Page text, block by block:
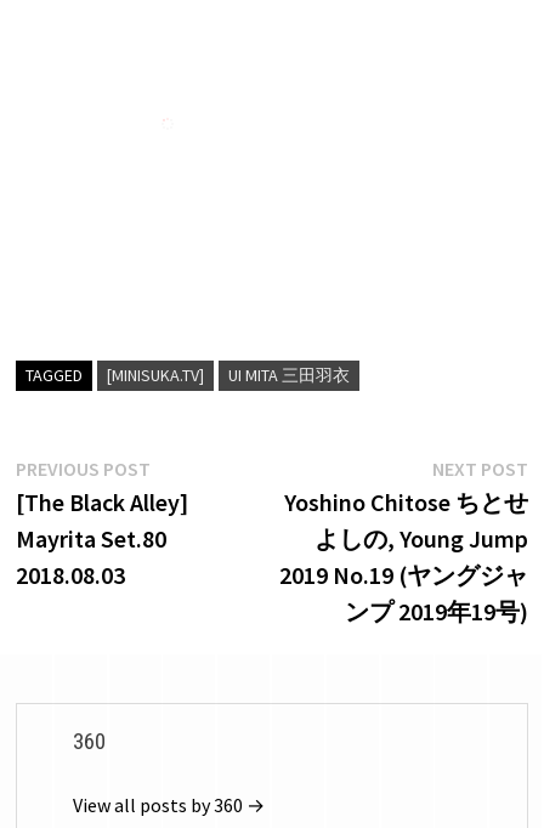
TAGGED [MINISUKA.TV] UI MITA 三田羽衣
Post
navigation
PREVIOUS POSTPrevious
post:
[The Black Alley]
Mayrita Set.80
2018.08.03
NEXT POST
Yoshino Chitose ちとせ
よしの, Young Jump
2019 No.19 (ヤングジャ
ンプ 2019年19号)
360
View all posts by 360 →